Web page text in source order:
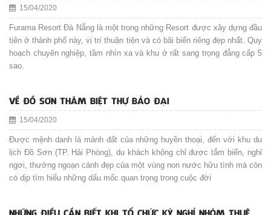
15/04/2020
Furama Resort Đà Nẵng là một trong những Resort được xây dựng đầu
tiên ở thành phố này, vị trí thuận tiện và có bãi biển riêng đẹp nhất. Quy
hoạch chuyên nghiệp, tầm nhìn xa và khu ở rất sang trọng đẳng cấp 5
sao.
VỀ ĐỒ SƠN THĂM BIỆT THỰ BẢO ĐẠI
15/04/2020
Được mệnh danh là mảnh đất của những huyền thoại, đến với khu du
lịch Đồ Sơn (TP. Hải Phòng), du khách không chỉ được tắm biển, nghỉ
ngơi, thưởng ngoạn cảnh đẹp của một vùng non nước hữu tình mà còn
có dịp tìm hiểu những dấu mốc quan trọng trong cuộc đời